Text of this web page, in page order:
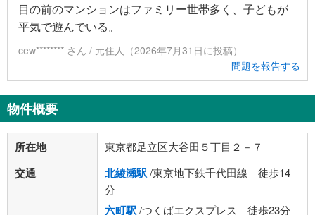
目の前のマンションはファミリー世帯多く、子どもが
平気で遊んでいる。
cew******** さん / 元住人（2026年7月31日に投稿）
問題を報告する
物件概要
所在地 東京都足立区大谷田５丁目２－７
交通 北綾瀬駅/東京地下鉄千代田線 徒歩14
分
六町駅/つくばエクスプレス 徒歩23分